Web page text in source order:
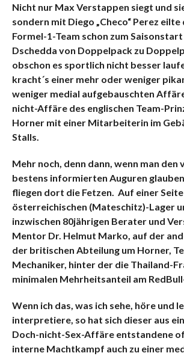
Nicht nur Max Verstappen siegt und
sondern mit Diego „Checo“ Perez eilte
Formel-1-Team schon zum
Dschedda von Doppelpack zu
obschon es sportlich nicht besser
kracht´s einer mehr oder weniger
weniger medial aufgebauschten
nicht-Affäre des englischen Team-
Horner mit einer Mitarbeiterin im
Stalls.
Mehr noch, denn dann, wenn man den
bestens informierten Auguren
fliegen dort die Fetzen. Auf einer
österreichischen (Mateschitz)-Lager
inzwischen 80jährigen Berater und
Mentor Dr. Helmut Marko, auf der
der britischen Abteilung um Horner,
Mechaniker, hinter der die Thailand-
minimalen Mehrheitsanteil am
Wenn ich das, was ich sehe, höre und
interpretiere, so hat sich dieser aus
Doch-nicht-Sex-Affäre entstandene
interne Machtkampf auch zu einer